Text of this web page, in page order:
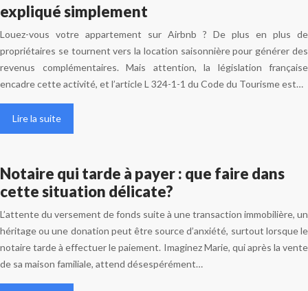
expliqué simplement
Louez-vous votre appartement sur Airbnb ? De plus en plus de
propriétaires se tournent vers la location saisonnière pour générer des
revenus complémentaires. Mais attention, la législation française
encadre cette activité, et l’article L 324-1-1 du Code du Tourisme est…
Lire la suite
Notaire qui tarde à payer : que faire dans
cette situation délicate?
L’attente du versement de fonds suite à une transaction immobilière, un
héritage ou une donation peut être source d’anxiété, surtout lorsque le
notaire tarde à effectuer le paiement. Imaginez Marie, qui après la vente
de sa maison familiale, attend désespérément…